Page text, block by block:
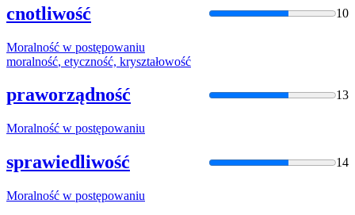
cnotliwość 10
Moralność w postępowaniu
moralność, etyczność, kryształowość
praworządność 13
Moralność w postępowaniu
sprawiedliwość 14
Moralność w postępowaniu